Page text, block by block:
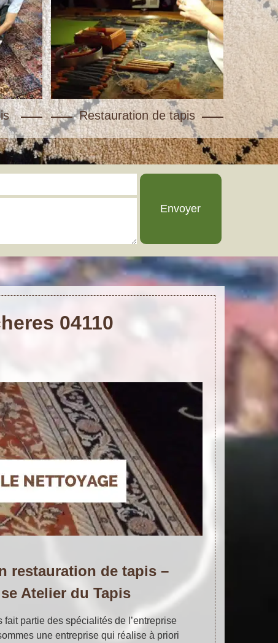
Restauration de tapis
04110
restauration de tapis –
Atelier du Tapis
fait partie des spécialités de l’entreprise
une entreprise qui réalise à priori